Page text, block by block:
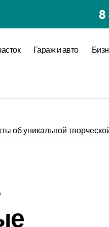
8
Гараж и авто
об уникальной